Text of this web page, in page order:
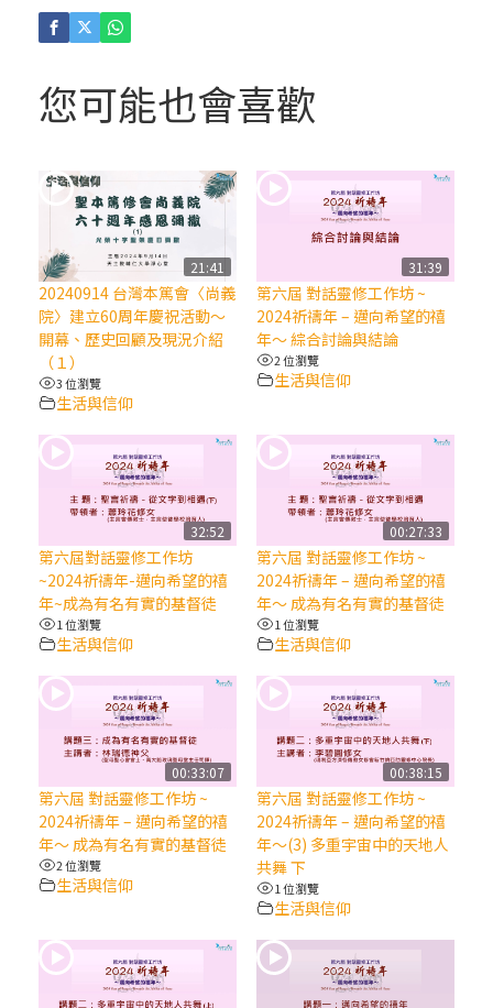
人相遇
(2)黃敏正主教帶你做「四旬期避靜」—【逾
越的智慧】：七項齋戒的意義與益處
【信仰之旅】第九集：「如果你的痛苦比快
樂多」—歐義明神父 / 應芝莉老師
有」
【信仰之旅】第八集：「耶穌為什麼降生到
人世」—高樂祈修女
2025/10/10【萬物讚頌頌歌 – 太陽與生態音
樂會】紀念聖方濟與已逝教宗方濟各（中）
2025/10/10【萬物讚頌頌歌 – 太陽與生態音
樂會】紀念聖方濟與已逝教宗方濟各（下）
2025/10/10【萬物讚頌頌歌 – 太陽與生態音
樂會】紀念聖方濟與已逝教宗方濟各（上）
(9完結)黃敏正主教帶你做【將臨期避靜】—
匝凱的「新生命」：利他與內化
(8)黃敏正主教帶你做【將臨期避靜】—耶穌
降生成人與人同在＝「厄瑪努爾」
您可能也會喜歡
21:41
20240914 台灣本篤會〈尚義
院〉建立60周年慶祝活動～
開幕、歷史回顧及現況介紹
（１）
3 位瀏覽
生活與信仰
31:39
第六屆 對話靈修工作坊 ~
2024祈禱年 – 邁向希望的禧
年～ 綜合討論與結論
2 位瀏覽
生活與信仰
32:52
第六屆對話靈修工作坊
~2024祈禱年-邁向希望的禧
年~成為有名有實的基督徒
1 位瀏覽
生活與信仰
00:27:33
第六屆 對話靈修工作坊 ~
2024祈禱年 – 邁向希望的禧
年～ 成為有名有實的基督徒
1 位瀏覽
生活與信仰
00:33:07
第六屆 對話靈修工作坊 ~
2024祈禱年 – 邁向希望的禧
年～ 成為有名有實的基督徒
2 位瀏覽
生活與信仰
00:38:15
第六屆 對話靈修工作坊 ~
2024祈禱年 – 邁向希望的禧
年～(3) 多重宇宙中的天地人
共舞 下
1 位瀏覽
生活與信仰